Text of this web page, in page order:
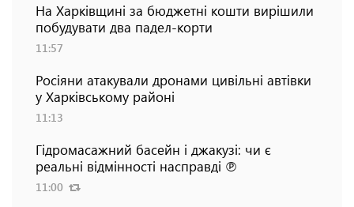
На Харківщині за бюджетні кошти вирішили
побудувати два падел-корти
11:57
Росіяни атакували дронами цивільні автівки
у Харківському районі
11:13
Гідромасажний басейн і джакузі: чи є
реальні відмінності насправді ℗
11:00